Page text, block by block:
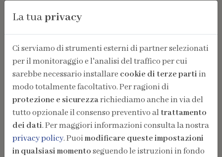
La tuaprivacy
Ci serviamo di strumenti esterni di partner selezionati
per il monitoraggio e l'analisi del traffico per cui
sarebbe necessario installare cookie di terze partiin
modo totalmente facoltativo. Per ragioni di
protezione e sicurezzarichiediamo anche in via del
tutto opzionale il consenso preventivo altrattamento
dei dati. Per maggiori informazioni consulta la nostra
privacy policy. Puoimodificare queste impostazioni
in qualsiasi momentoseguendo le istruzioni in fondo